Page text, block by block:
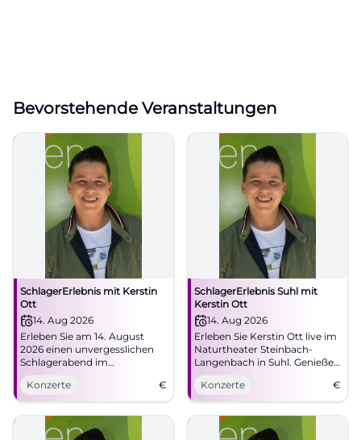
Bevorstehende Veranstaltungen
SchlagerErlebnis mit Kerstin
Ott
14. Aug 2026
Erleben Sie am 14. August
2026 einen unvergesslichen
Schlagerabend im
Naturtheater Steinbach-
Langenbach mit Kerstin Ott.
Konzerte €
SchlagerErlebnis Suhl mit
Kerstin Ott
14. Aug 2026
Erleben Sie Kerstin Ott live im
Naturtheater Steinbach-
Langenbach in Suhl. Genießen
Sie ein festliches Schlager-
Open-Air mit weiteren Acts!
Konzerte €